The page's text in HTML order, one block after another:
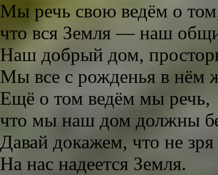
Мы речь свою ведём о
что вся Земля — наш
Наш добрый дом,
Мы все с рожденья в нём
Ещё о том ведём мы речь,
что мы наш дом должны
Давай докажем, что не зря
На нас надеется Земля.